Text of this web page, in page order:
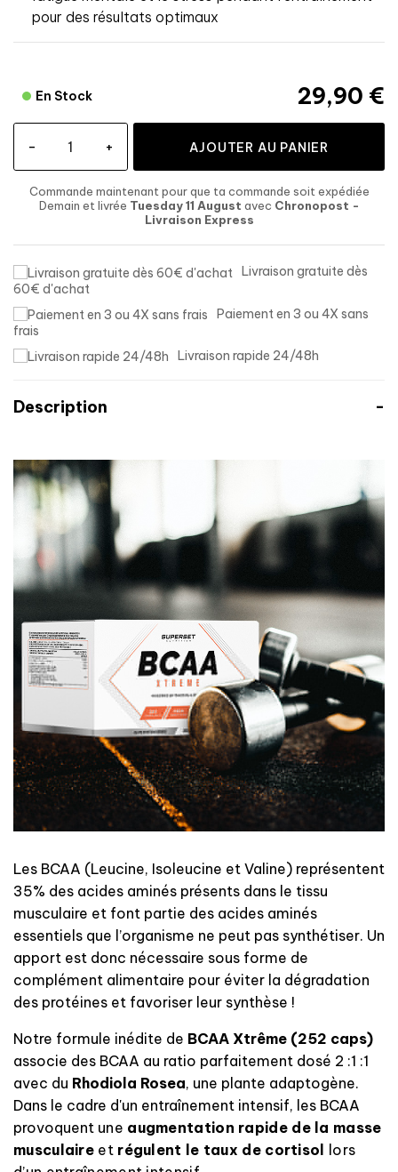
pour des résultats optimaux
29,90 €
En Stock
- + AJOUTER AU PANIER
Commande maintenantpour que ta commande soit expédiée
Demain et livrée Tuesday 11 August avec Chronopost -
Livraison Express
Livraison gratuite dès
60€ d'achat
Paiement en 3 ou 4X sans
frais
Livraison rapide 24/48h
Description
Les BCAA (Leucine, Isoleucine et Valine) représentent
35% des acides aminés présents dans le tissu
musculaire et font partie des acides aminés
essentiels que l’organisme ne peut pas synthétiser. Un
apport est donc nécessaire sous forme de
complément alimentaire pour éviter la dégradation
des protéines et favoriser leur synthèse !
Notre formule inédite de BCAA Xtrême (252 caps)
associe des BCAA au ratio parfaitement dosé 2 :1 :1
avec du Rhodiola Rosea, une plante adaptogène.
Dans le cadre d'un entraînement intensif, les BCAA
provoquent une augmentation rapide de la masse
musculaire et régulent le taux de cortisol
lors